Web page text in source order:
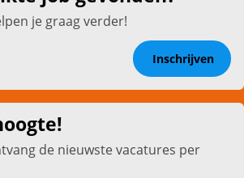
je graag verder!
Inschrijven
de nieuwste vacatures per